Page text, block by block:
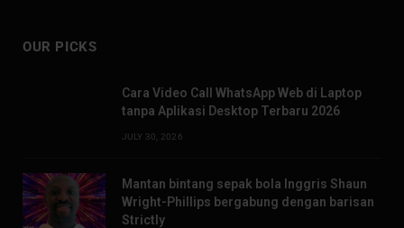
OUR PICKS
Cara Video Call WhatsApp Web di Laptop
tanpa Aplikasi Desktop Terbaru 2026
JULY 30, 2026
Mantan bintang sepak bola Inggris Shaun
Wright-Phillips bergabung dengan barisan
Strictly